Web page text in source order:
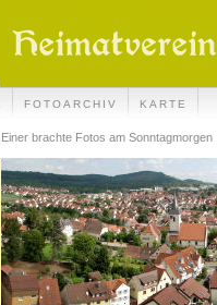
FOTOARCHIV KARTE
Einer brachte Fotos am Sonntagmorgen